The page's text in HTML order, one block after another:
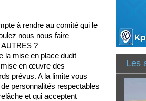
à rendre au comité qui le
nous nous faire
?
la mise en place dudit
mise en œuvre des
prévus. A la limite vous
personnalités respectables
et qui acceptent
Les